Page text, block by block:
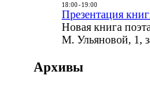
18:00- 19:00
Презентация
Новая книга
М. Ульяновой, 1,
Архивы